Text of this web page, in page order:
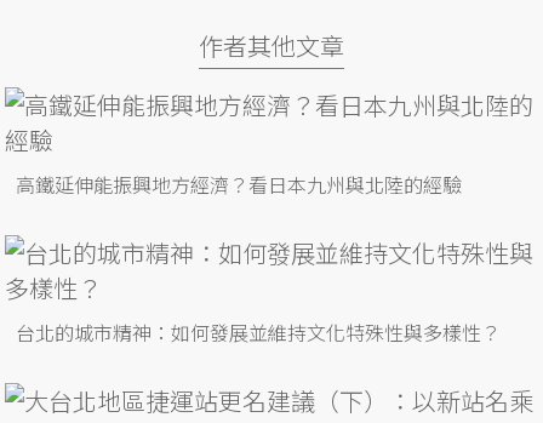
作者其他文章
高鐵延伸能振興地方經濟？看日本九州與北陸的經驗
台北的城市精神：如何發展並維持文化特殊性與多樣性？